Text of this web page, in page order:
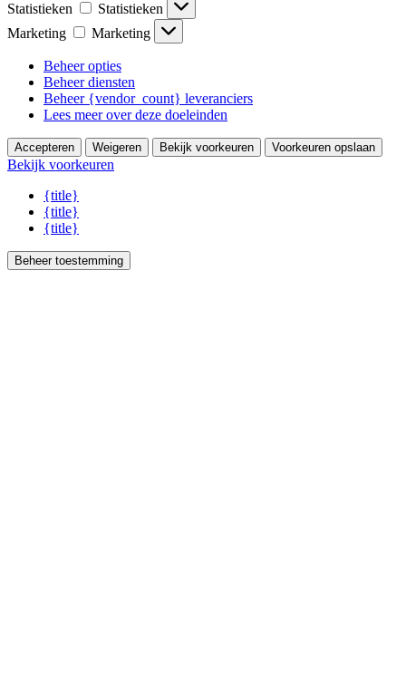
Statistieken
Statistieken
Marketing
Marketing
Beheer opties
Beheer diensten
Beheer {vendor_count} leveranciers
Lees meer over deze doeleinden
Accepteren Weigeren Bekijk voorkeuren Voorkeuren opslaan
Bekijk voorkeuren
{title}
{title}
{title}
Beheer toestemming